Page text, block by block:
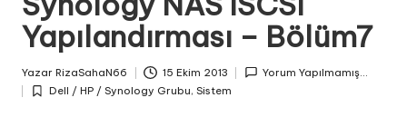
H
A
N
Yapılandırması – Bölüm7
by
Yazar RizaSahaN66 15 Ekim 2013 Yorum Yapılmamış...
Posted
Dell / HP / Synology Grubu, Sistem